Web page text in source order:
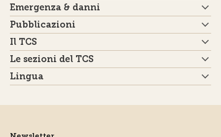
Emergenza & danni
Pubblicazioni
Il TCS
Le sezioni del TCS
Lingua